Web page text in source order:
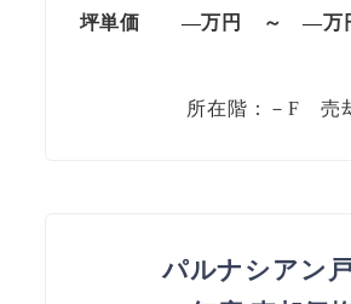
坪単価 —万円 ～—万
所在階：－F 売
パルナシアン